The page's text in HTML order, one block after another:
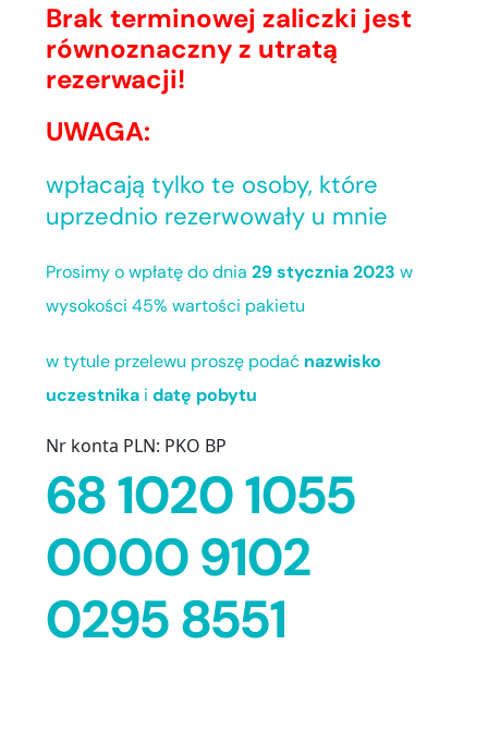
Brak terminowej zaliczki jest
równoznaczny z utratą
rezerwacji!
UWAGA:
wpłacają tylko te osoby, które
uprzednio rezerwowały u mnie
Prosimy o wpłatę do dnia 29 stycznia 2023 w
wysokości 45% wartości pakietu
w tytule przelewu proszę podać nazwisko
uczestnika i datę pobytu
Nr konta PLN: PKO BP
68 1020 1055
0000 9102
0295 8551